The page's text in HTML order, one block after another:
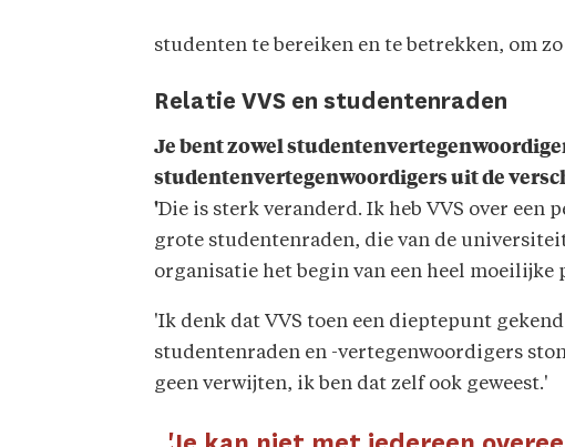
studenten te bereiken en te betrekken, om
Relatie VVS en studentenraden
Je bent zowel
studentenvertegenwoordigers uit de
'Die is sterk veranderd. Ik heb VVS over een
grote studentenraden, die van de
organisatie het begin van een heel moeilijke
'Ik denk dat VVS toen een dieptepunt
studentenraden en -vertegenwoordigers
geen verwijten, ik ben dat zelf ook geweest.'